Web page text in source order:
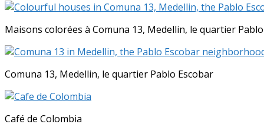
Maisons colorées à Comuna 13, Medellin, le quartier
Comuna 13, Medellin, le quartier Pablo Escobar
Café de Colombia